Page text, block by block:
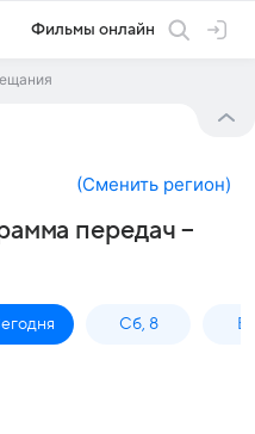
Фильмы онлайн
(Сменить регион)
передач –
Сб, 8